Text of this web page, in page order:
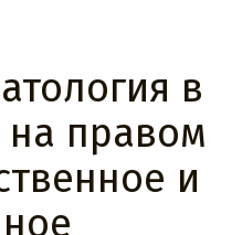
в
на правом
и